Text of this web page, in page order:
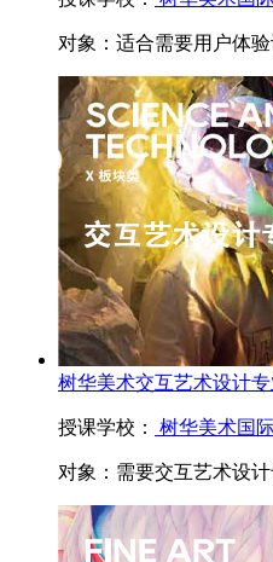
对象： 适合需要用户体
树华美术交互艺术设计
授课学校： 树华美术国
对象： 需要交互艺术设